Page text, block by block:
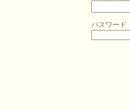
パスワード